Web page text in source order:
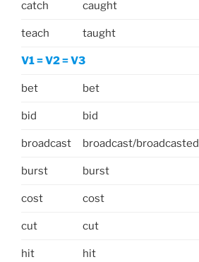
catch caught
teach taught
V1 = V2 = V3
bet bet
bid bid
broadcast broadcast/broadcasted
burst burst
cost cost
cut cut
hit hit